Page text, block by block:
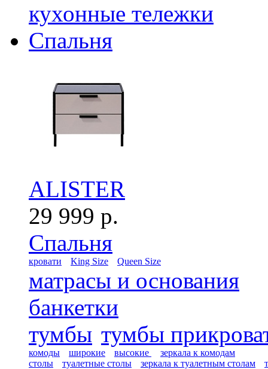
кухонные тележки
Спальня
ALISTER
29 999 р.
Спальня
кровати King Size Queen Size
матрасы и основания
банкетки
тумбы тумбы
комоды широкие высокие
зеркала к комодам
столы
туалетные столы зеркала к туалетным столам